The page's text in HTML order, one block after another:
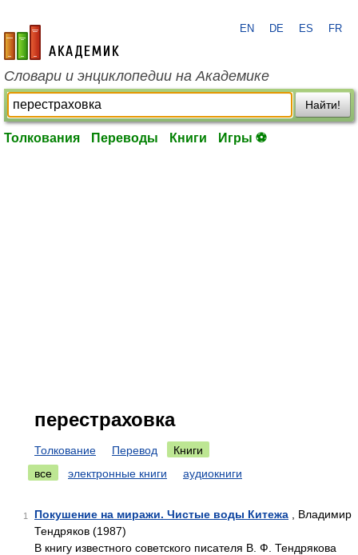
academic.ru
EN DE ES FR
Словари и энциклопедии на Академике
Найти!
Толкования Переводы Книги Игры ⚽
перестраховка
Толкование Перевод
Книги
все
электронные книги аудиокниги
1 Покушение на миражи. Чистые воды Китежа , Владимир
Тендряков (1987)
В книгу известного советского писателя В. Ф. Тендрякова